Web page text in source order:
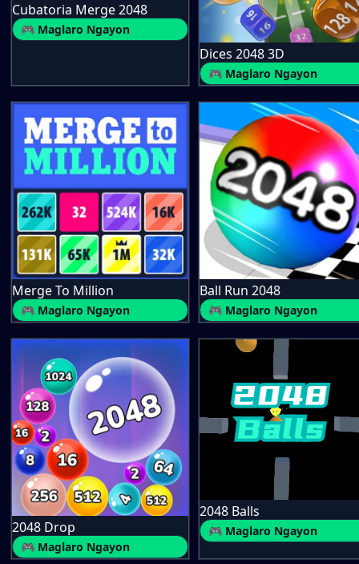
Cubatoria Merge 2048
🎮 Maglaro Ngayon
Dices 2048 3D
🎮 Maglaro Ngayon
Merge To Million
🎮 Maglaro Ngayon
Ball Run 2048
🎮 Maglaro Ngayon
2048 Drop
🎮 Maglaro Ngayon
2048 Balls
🎮 Maglaro Ngayon